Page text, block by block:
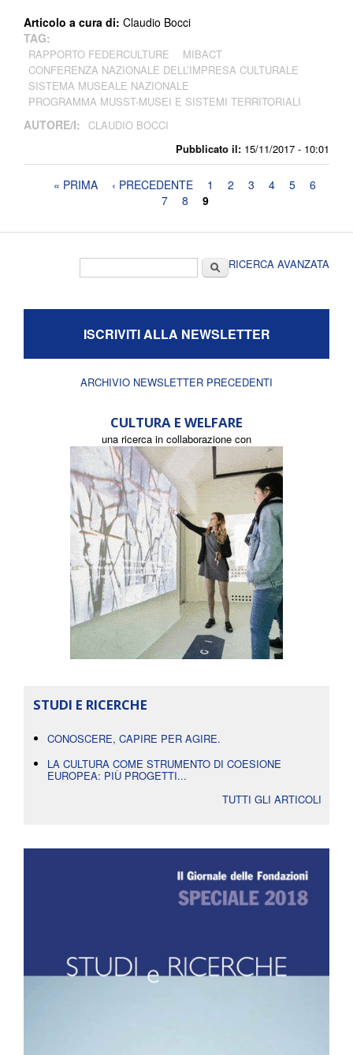
Pubblicato il: 15/11/2017 - 10:01
Articolo a cura di: Claudio Bocci
TAG:
RAPPORTO FEDERCULTURE
MIBACT
CONFERENZA NAZIONALE DELL’IMPRESA CULTURALE
SISTEMA MUSEALE NAZIONALE
PROGRAMMA MUSST-MUSEI E SISTEMI TERRITORIALI
AUTORE/I: CLAUDIO BOCCI
Pagine« PRIMA ‹ PRECEDENTE 1 2 3 4 5
6
7
8 9
CercaRICERCA AVANZATA
ISCRIVITI ALLA NEWSLETTER
ARCHIVIO NEWSLETTER PRECEDENTI
CULTURA E WELFARE
una ricerca in collaborazione con
STUDI E RICERCHE
CONOSCERE, CAPIRE PER AGIRE.
LA CULTURA COME STRUMENTO DI COESIONE
EUROPEA: PIÙ PROGETTI...
TUTTI GLI ARTICOLI